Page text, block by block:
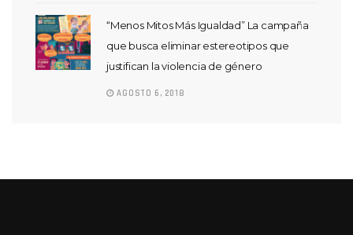
“Menos Mitos Más Igualdad” La campaña
que busca eliminar estereotipos que
justifican la violencia de género
AGOSTO 6, 2018